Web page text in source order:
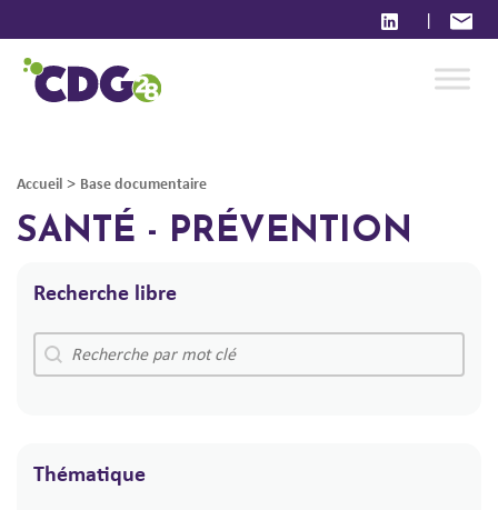
|
Accueil > Base documentaire
SANTÉ - PRÉVENTION
Recherche libre
Recherche libre
Recherche libre
Thématique